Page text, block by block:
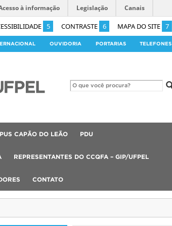
5 CONTRASTE 6 MAPA DO SITE 7
à informação Legislação Canais
OUVIDORIA PORTARIAS TELEFONES
CAPÃO DO LEÃO PDU
REPRESENTANTES DO CCQFA – GIP/UFPEL
CONTATO